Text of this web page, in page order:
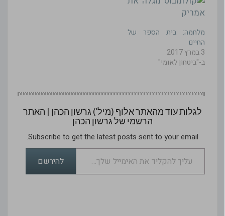
מלחמה: בית הספר של
החיים
3 במרץ 2017
ב-"ביטחון לאומי"
לגלות עוד מהאתר אלוף (מיל') גרשון הכהן | האתר
הרשמי של גרשון הכהן
Subscribe to get the latest posts sent to your email.
עליך להקליד את האימייל שלך…
להירשם